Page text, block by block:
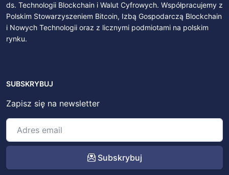
ds. Technologii Blockchain i Walut Cyfrowych. Współpracujemy z
Polskim Stowarzyszeniem Bitcoin, Izbą Gospodarczą Blockchain
i Nowych Technologii oraz z licznymi podmiotami na polskim
rynku.
SUBSKRYBUJ
Zapisz się na newsletter
Subskrybuj